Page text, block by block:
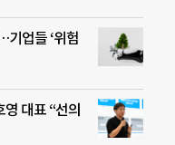
업들 ‘위험
대표 “선의